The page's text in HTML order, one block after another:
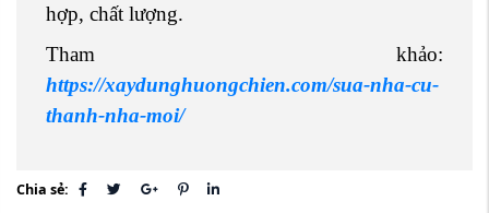
hợp, chất lượng.
Tham khảo:
https://xaydunghuongchien.com/sua-nha-cu-
thanh-nha-moi/
Chia sẻ: